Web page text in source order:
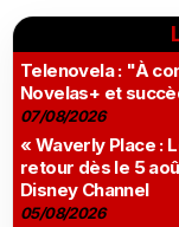
Telenovela : "À
Novelas+ et
07/08/2026
« Waverly Place :
retour dès le 5
Disney Channel
05/08/2026